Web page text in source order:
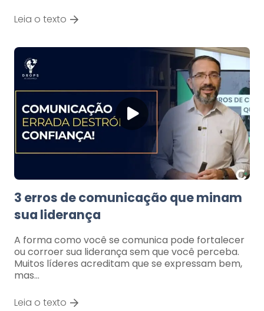
Leia o texto
3 erros de comunicação que minam
sua liderança
A forma como você se comunica pode fortalecer
ou corroer sua liderança sem que você perceba.
Muitos líderes acreditam que se expressam bem,
mas…
Leia o texto